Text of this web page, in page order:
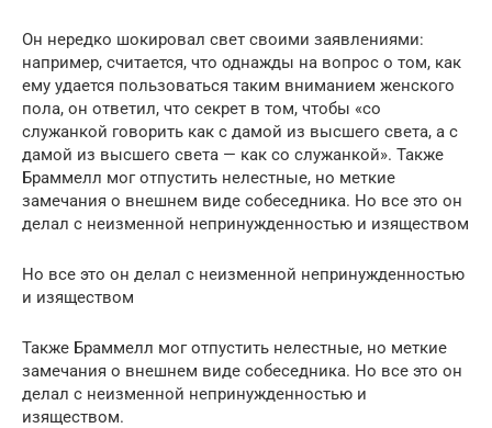
Он нередко шокировал свет своими заявлениями:
например, считается, что однажды на вопрос о том, как
ему удается пользоваться таким вниманием женского
пола, он ответил, что секрет в том, чтобы «со
служанкой говорить как с дамой из высшего света, а с
дамой из высшего света — как со служанкой». Также
Браммелл мог отпустить нелестные, но меткие
замечания о внешнем виде собеседника. Но все это он
делал с неизменной непринужденностью и изяществом
Но все это он делал с неизменной непринужденностью
и изяществом
Также Браммелл мог отпустить нелестные, но меткие
замечания о внешнем виде собеседника. Но все это он
делал с неизменной непринужденностью и
изяществом.